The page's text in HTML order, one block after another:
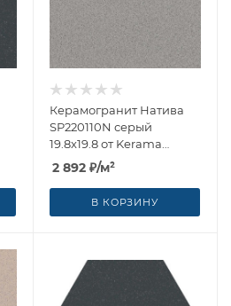
Керамогранит Натива
SP220110N серый
19.8x19.8 от Kerama
Marazzi (Россия)
2 892 ₽/м²
В КОРЗИНУ